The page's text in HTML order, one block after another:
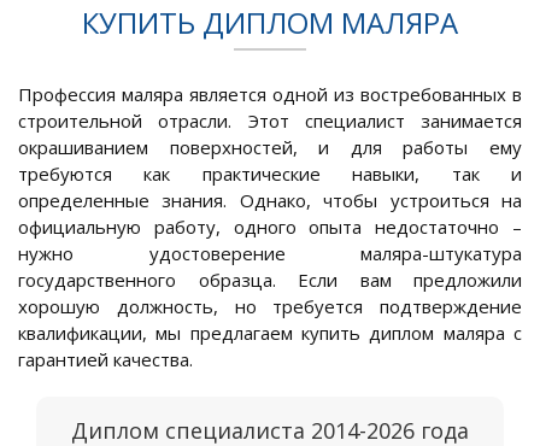
КУПИТЬ ДИПЛОМ МАЛЯРА
Профессия маляра является одной из востребованных в
строительной отрасли. Этот специалист занимается
окрашиванием поверхностей, и для работы ему
требуются как практические навыки, так и
определенные знания. Однако, чтобы устроиться на
официальную работу, одного опыта недостаточно –
нужно удостоверение маляра-штукатура
государственного образца. Если вам предложили
хорошую должность, но требуется подтверждение
квалификации, мы предлагаем купить диплом маляра с
гарантией качества.
Диплом специалиста 2014-2026 года